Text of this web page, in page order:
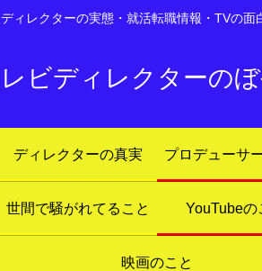
ィレクターの実態・就活転職情報・TVの面
ビディレクターの
ディレクターの真実 プロデューサ
世間で騒がれてること YouTubeの
映画のこと